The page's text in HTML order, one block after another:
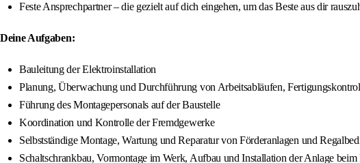
Feste Ansprechpartner – die gezielt auf dich eingehen, um das Beste aus dir
Deine Aufgaben:
Bauleitung der Elektroinstallation
Planung, Überwachung und Durchführung von Arbeitsabläufen,
Führung des Montagepersonals auf der Baustelle
Koordination und Kontrolle der Fremdgewerke
Selbstständige Montage, Wartung und Reparatur von Förderanlagen und
Schaltschrankbau, Vormontage im Werk, Aufbau und Installation der Anlage beim